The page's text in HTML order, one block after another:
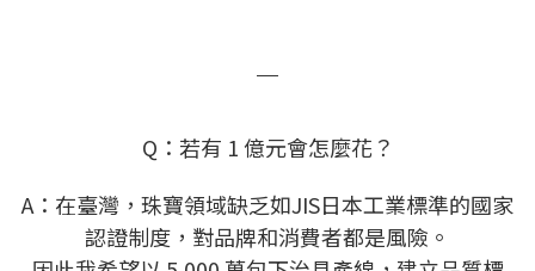
Q：若有 1 億元會怎麼花？​
A：在臺灣，珠寶領域缺乏如JIS日本工業標準的國家
認證制度，對品牌和消費者都是風險。